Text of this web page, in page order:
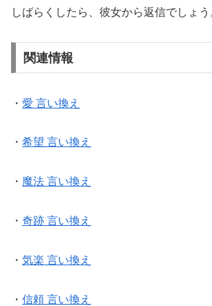
しばらくしたら、彼女から返信でしょう
関連情報
・ 愛 言い換え
・ 希望 言い換え
・ 魔法 言い換え
・ 奇跡 言い換え
・ 気楽 言い換え
・ 信頼 言い換え